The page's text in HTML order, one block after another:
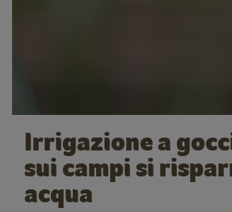
Irrigazione a
sui campi si
acqua